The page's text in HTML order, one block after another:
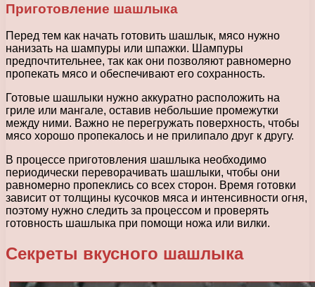
Приготовление шашлыка
Перед тем как начать готовить шашлык, мясо нужно
нанизать на шампуры или шпажки. Шампуры
предпочтительнее, так как они позволяют равномерно
пропекать мясо и обеспечивают его сохранность.
Готовые шашлыки нужно аккуратно расположить на
гриле или мангале, оставив небольшие промежутки
между ними. Важно не перегружать поверхность, чтобы
мясо хорошо пропекалось и не прилипало друг к другу.
В процессе приготовления шашлыка необходимо
периодически переворачивать шашлыки, чтобы они
равномерно пропеклись со всех сторон. Время готовки
зависит от толщины кусочков мяса и интенсивности огня,
поэтому нужно следить за процессом и проверять
готовность шашлыка при помощи ножа или вилки.
Секреты вкусного шашлыка